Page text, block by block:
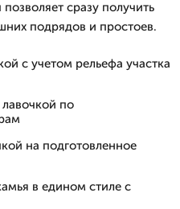
сразу получить
подрядов и простоев.
с учетом рельефа участка
лавочкой по
на подготовленное
в едином стиле с